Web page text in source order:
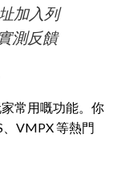
加入列
測反饋
常用嘅功能。你
VMPX 等熱門